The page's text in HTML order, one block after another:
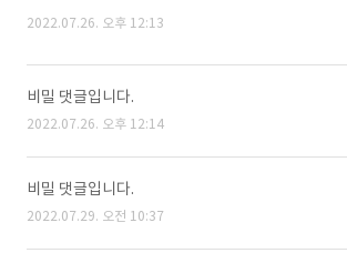
2022.07.26. 오후 12:13
비밀 댓글입니다.
2022.07.26. 오후 12:14
비밀 댓글입니다.
2022.07.29. 오전 10:37